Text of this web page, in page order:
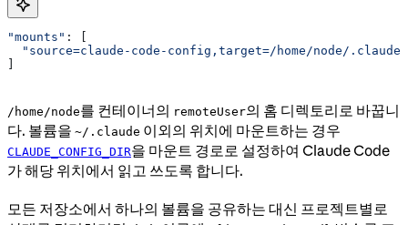
"mounts" : [
"source=claude-code-config,target=/home/node/
/home/node를 컨테이너의 remoteUser의 홈 디렉토리로 바꿉니
다. 볼륨을 ~/.claude 이외의 위치에 마운트하는 경우
CLAUDE_CONFIG_DIR을 마운트 경로로 설정하여 Claude Code
가 해당 위치에서 읽고 쓰도록 합니다.
모든 저장소에서 하나의 볼륨을 공유하는 대신 프로젝트별로